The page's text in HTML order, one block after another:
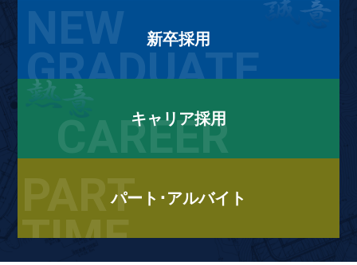
新卒採用
NEW
GRADUATE
キャリア採用
CAREER
パート･アルバイト
PART
TIME